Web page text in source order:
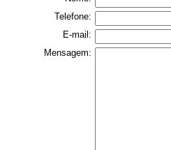
Telefone:
E-mail:
Mensagem: